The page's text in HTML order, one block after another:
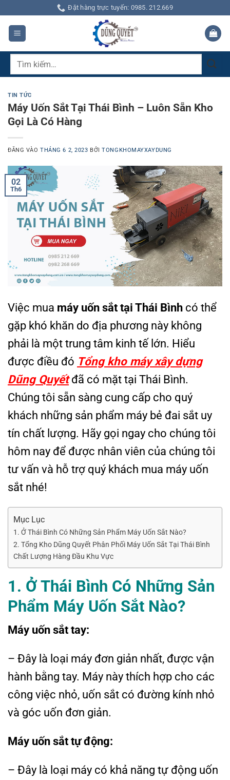
qua
dung
Đặt hàng trực tuyến: 0985. 212.669
Tìm
TIN TỨC
Máy Uốn Sắt Tại Thái Bình – Luôn Sẵn Kho
Gọi Là Có Hàng
ĐĂNG VÀOTHÁNG 6 2, 2023 BỞITONGKHOMAYXAYDUNG
02
Th6
Việc mua máy uốn sắt tại Thái Bình có thể
gặp khó khăn do địa phương này không
phải là một trung tâm kinh tế lớn. Hiểu
được điều đó Tổng kho máy xây dựng
Dũng Quyếtđã có mặt tại Thái Bình.
Chúng tôi sẵn sàng cung cấp cho quý
khách những sản phẩm máy bẻ đai sắt uy
tín chất lượng. Hãy gọi ngay cho chúng tôi
hôm nay để được nhân viên của chúng tôi
tư vấn và hỗ trợ quý khách mua máy uốn
sắt nhé!
Mục Lục
1. Ở Thái Bình Có Những Sản Phẩm Máy Uốn Sắt Nào?
2. Tổng Kho Dũng Quyết Phân Phối Máy Uốn Sắt Tại Thái Bình
Chất Lượng Hàng Đầu Khu Vực
1. Ở Thái Bình Có Những Sản
Phẩm Máy Uốn Sắt Nào?
Máy uốn sắt tay:
– Đây là loại máy đơn giản nhất, được vận
hành bằng tay. Máy này thích hợp cho các
công việc nhỏ, uốn sắt có đường kính nhỏ
và góc uốn đơn giản.
Máy uốn sắt tự động:
– Đây là loại máy có khả năng tự động uốn